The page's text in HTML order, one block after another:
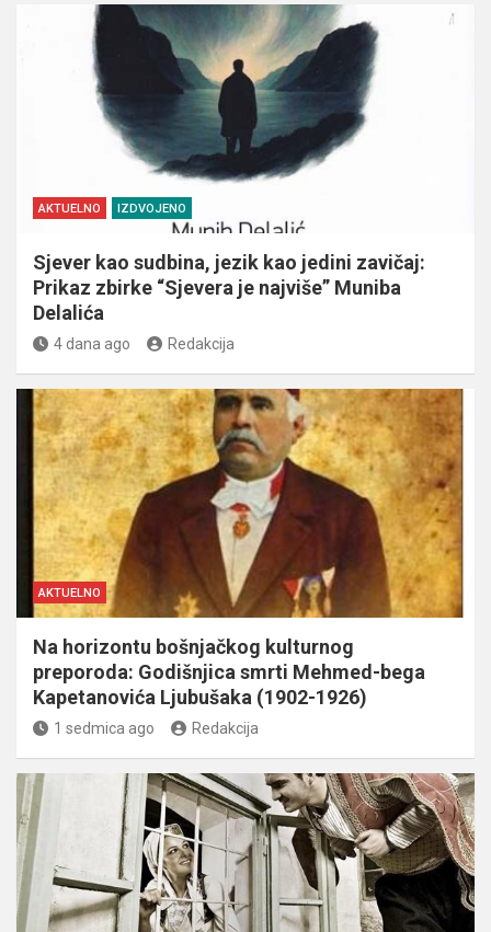
AKTUELNO IZDVOJENO
Sjever kao sudbina, jezik kao jedini zavičaj:
Prikaz zbirke “Sjevera je najviše” Muniba
Delalića
4 dana ago Redakcija
AKTUELNO
Na horizontu bošnjačkog kulturnog
preporoda: Godišnjica smrti Mehmed-bega
Kapetanovića Ljubušaka (1902-1926)
1 sedmica ago Redakcija